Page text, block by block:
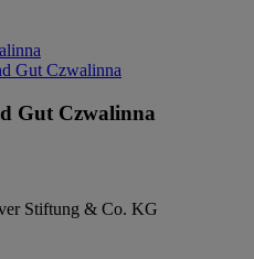
Gut Czwalinna
Gut Czwalinna
Stiftung & Co. KG